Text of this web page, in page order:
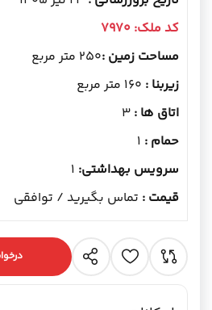
کد ملک:
مساحت زمین :250 متر مربع
زیربنا : 160 متر مربع
اتاق ها : 3
حمام : 1
سرویس بهداشتی: 1
قیمت : تماس بگیرید / توافقی